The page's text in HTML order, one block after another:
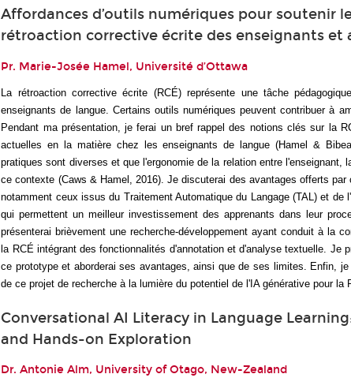
Affordances d’outils numériques pour soutenir
rétroaction corrective écrite des enseignants et
Pr. Marie-Josée Hamel, Université d’Ottawa
La rétroaction corrective écrite (RCÉ) représente une tâche
enseignants de langue. Certains outils numériques peuvent contribuer à
Pendant ma présentation, je ferai un bref rappel des notions clés sur la
actuelles en la matière chez les enseignants de langue (Hamel &
pratiques sont diverses et que l'ergonomie de la relation entre l'enseignant,
ce contexte (Caws & Hamel, 2016). Je discuterai des avantages offerts
notamment ceux issus du Traitement Automatique du Langage (TAL) et de
qui permettent un meilleur investissement des apprenants dans leur
présenterai brièvement une recherche-développement ayant conduit à la
la RCÉ intégrant des fonctionnalités d'annotation et d'analyse textuelle. Je
ce prototype et aborderai ses avantages, ainsi que de ses limites. Enfin,
de ce projet de recherche à la lumière du potentiel de l'IA générative pour la
Conversational AI Literacy in Language
and Hands-on Exploration
Dr. Antonie Alm, University of Otago, New-Zealand